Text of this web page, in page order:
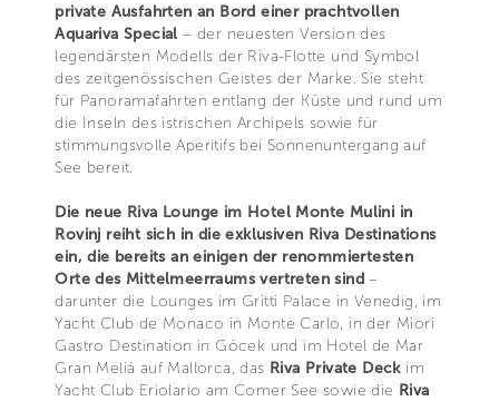
private Ausfahrten an Bord einer prachtvollen
Aquariva Special – der neuesten Version des
legendärsten Modells der Riva-Flotte und Symbol
des zeitgenössischen Geistes der Marke. Sie steht
für Panoramafahrten entlang der Küste und rund um
die Inseln des istrischen Archipels sowie für
stimmungsvolle Aperitifs bei Sonnenuntergang auf
See bereit.
Die neue Riva Lounge im Hotel Monte Mulini in
Rovinj reiht sich in die exklusiven Riva Destinations
ein, die bereits an einigen der renommiertesten
Orte des Mittelmeerraums vertreten sind–
darunter die Lounges im Gritti Palace in Venedig, im
Yacht Club de Monaco in Monte Carlo, in der Miori
Gastro Destination in Göcek und im Hotel de Mar
Gran Meliá auf Mallorca, das Riva Private Deckim
Yacht Club Eriolario am Comer See sowie die Riva